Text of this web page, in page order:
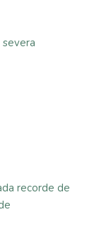
recorde de